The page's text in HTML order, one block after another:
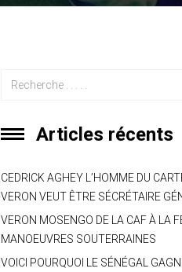
Articles récents
CEDRICK AGHEY L’HOMME DU
VERON VEUT ÊTRE SÉCRÉTAIRE
VERON MOSENGO DE LA CAF À LA
MANOEUVRES SOUTERRAINES
VOICI POURQUOI LE SÉNÉGAL